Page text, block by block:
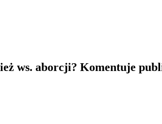
ws. aborcji? Komentuje